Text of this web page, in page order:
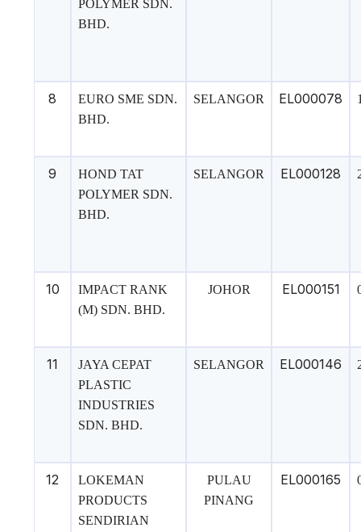
POLYMER SDN.
BHD.
8
EURO SME SDN.
BHD.
SELANGOR EL000078
9
HOND TAT
POLYMER SDN.
BHD.
SELANGOR EL000128
10
IMPACT RANK
(M) SDN. BHD.
JOHOR EL000151
11
JAYA CEPAT
PLASTIC
INDUSTRIES
SDN. BHD.
SELANGOR EL000146
12
LOKEMAN
PRODUCTS
SENDIRIAN
PULAU
PINANG
EL000165